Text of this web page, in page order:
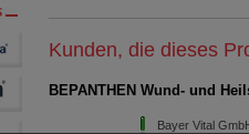
Kunden, die dieses
BEPANTHEN Wund- und
Bayer Vital